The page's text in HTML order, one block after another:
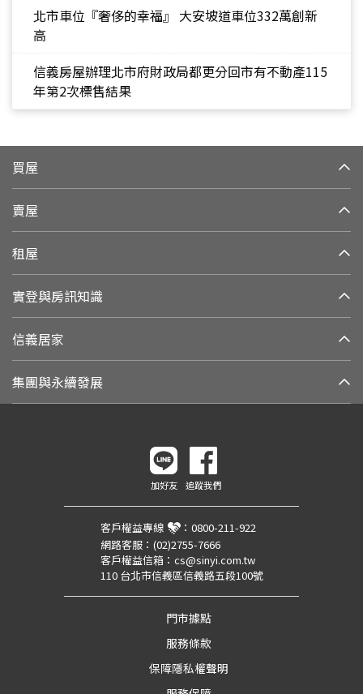
北市車位『奢侈的幸福』 大安坡道車位332萬創新
高
信義房屋辦理北市府財政局都更分回市有不動產115
年第2次標售結果
買屋
賣屋
租屋
實登與房訊知識
信義居家
集團與永續發展
加好友 追蹤我們
客戶權益專線 ： 0800-211-922
網路客服： (02)2755-7666
客戶權益信箱： cs@sinyi.com.tw
110 台北市信義區信義路五段100號
門市據點
服務條款
保障隱私權聲明